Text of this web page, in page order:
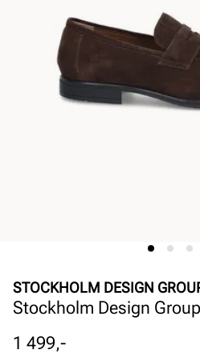
STOCKHOLM DESIGN
Stockholm Design
Pris
1 499,-